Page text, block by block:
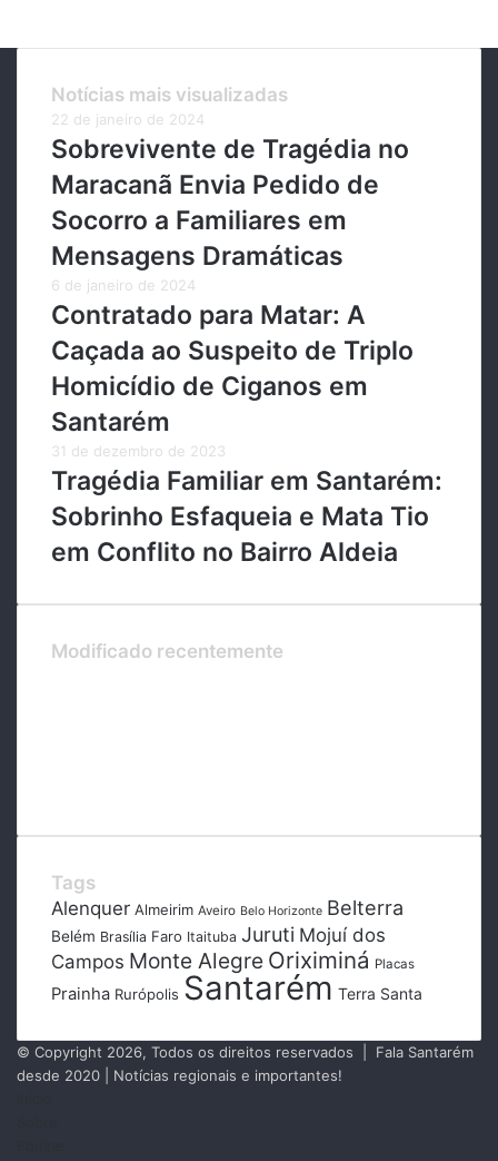
Notícias mais visualizadas
22 de janeiro de 2024
Sobrevivente de Tragédia no
Maracanã Envia Pedido de
Socorro a Familiares em
Mensagens Dramáticas
6 de janeiro de 2024
Contratado para Matar: A
Caçada ao Suspeito de Triplo
Homicídio de Ciganos em
Santarém
31 de dezembro de 2023
Tragédia Familiar em Santarém:
Sobrinho Esfaqueia e Mata Tio
em Conflito no Bairro Aldeia
Modificado recentemente
Tags
Alenquer Almeirim Aveiro Belo Horizonte Belterra
Belém Brasília Faro Itaituba Juruti Mojuí dos
Campos Monte Alegre Oriximiná Placas
Prainha Rurópolis Santarém Terra Santa
© Copyright 2026, Todos os direitos reservados | Fala Santarém
desde 2020 | Notícias regionais e importantes!